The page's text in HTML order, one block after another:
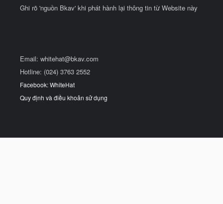
Ghi rõ 'nguồn Bkav' khi phát hành lại thông tin từ Website này
Email: whitehat@bkav.com
Hotline: (024) 3763 2552
Facebook: WhiteHat
Quy định và điều khoản sử dụng